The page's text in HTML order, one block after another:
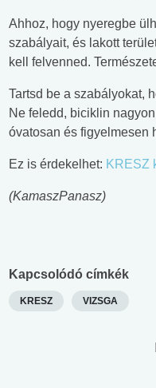
Ahhoz, hogy nyeregbe
szabályait, és lakott
kell felvenned.
Tartsd be a szabályokat,
Ne feledd, biciklin
óvatosan és figyelmesen
Ez is érdekelhet: KRESZ
(KamaszPanasz)
Kapcsolódó címkék
KRESZ VIZSGA